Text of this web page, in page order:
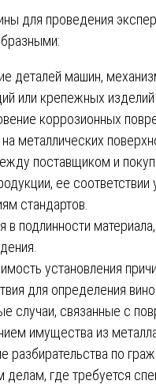
для проведения
деталей машин,
или крепежных
коррозионных
металлических
поставщиком и
ее
стандартов.
в подлинности
установления
для определения
случаи, связанные с
имущества из
разбирательства по
делам, где требуется